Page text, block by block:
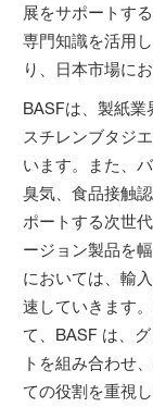
展をサポートす
専門知識を活用
り、日本市場に
BASFは、製紙業
スチレンブタジ
います。また、
臭気、食品接触
ポートする次世
ージョン製品を
においては、輸
速していきます
て、BASF は、
トを組み合わせ
ての役割を重視